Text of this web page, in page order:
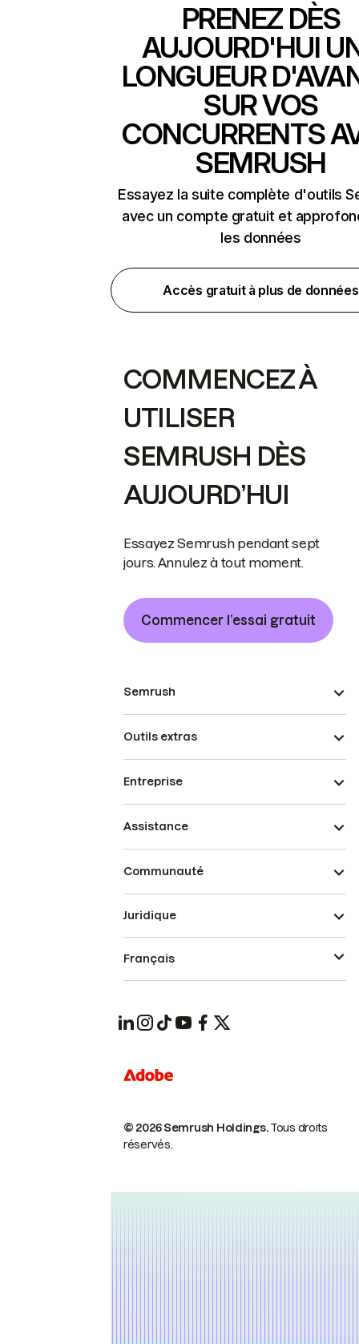
PRENEZ DÈS
AUJOURD'HUI
LONGUEUR
SUR VOS
CONCURRENTS
SEMRUSH
Essayez la suite complète d'outils
avec un compte gratuit et
les données
Accès gratuit à plus de données
COMMENCEZ À
UTILISER
SEMRUSH DÈS
AUJOURD’HUI
Essayez Semrush pendant sept
jours. Annulez à tout moment.
Commencer l’essai gratuit
Semrush
Outils extras
Entreprise
Assistance
Communauté
© 2026 Semrush Holdings.Tous droits
réservés.
Juridique
Français